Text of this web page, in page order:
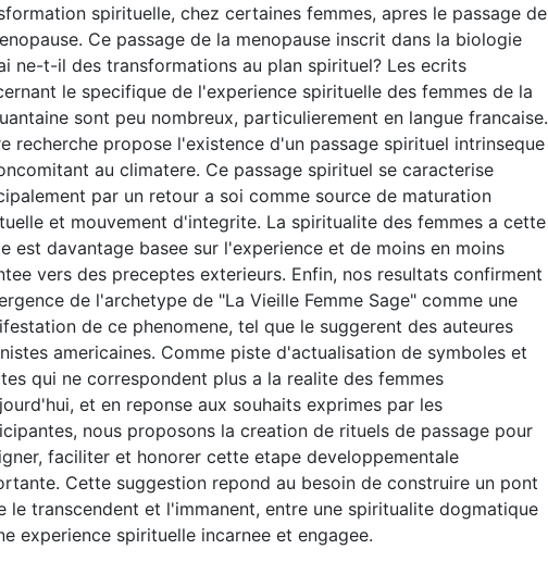
spirituelle, chez certaines femmes, apres le passage de
Ce passage de la menopause inscrit dans la biologie
ne-t-il des transformations au plan spirituel? Les ecrits
le specifique de l'experience spirituelle des femmes de la
sont peu nombreux, particulierement en langue francaise.
recherche propose l'existence d'un passage spirituel intrinseque
au climatere. Ce passage spirituel se caracterise
par un retour a soi comme source de maturation
et mouvement d'integrite. La spiritualite des femmes a cette
est davantage basee sur l'experience et de moins en moins
vers des preceptes exterieurs. Enfin, nos resultats confirment
de l'archetype de "La Vieille Femme Sage" comme une
de ce phenomene, tel que le suggerent des auteures
americaines. Comme piste d'actualisation de symboles et
qui ne correspondent plus a la realite des femmes
et en reponse aux souhaits exprimes par les
nous proposons la creation de rituels de passage pour
faciliter et honorer cette etape developpementale
Cette suggestion repond au besoin de construire un pont
le transcendent et l'immanent, entre une spiritualite dogmatique
experience spirituelle incarnee et engagee.